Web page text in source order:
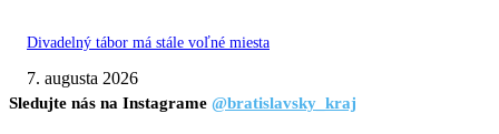
Divadelný tábor má stále voľné miesta
7. augusta 2026
Sledujte nás na Instagrame @bratislavsky_kraj